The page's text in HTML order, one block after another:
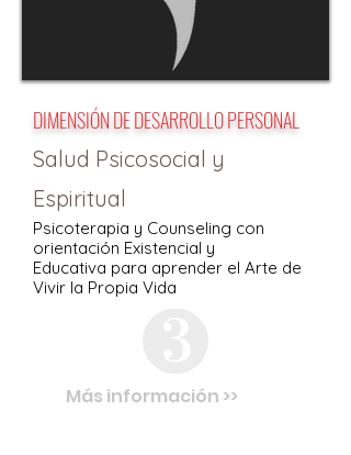
DIMENSIÓN DE DESARROLLO PERSONAL
Salud Psicosocial y
Espiritual
Psicoterapia y Counseling con
orientación Existencial y
Educativa para aprender el Arte de
Vivir la Propia Vida
Más información >>